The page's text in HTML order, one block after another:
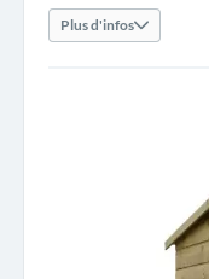
Plus d'infos